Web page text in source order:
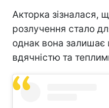
Акторка зізналася,
розлучення стало
однак вона залишає
вдячністю та